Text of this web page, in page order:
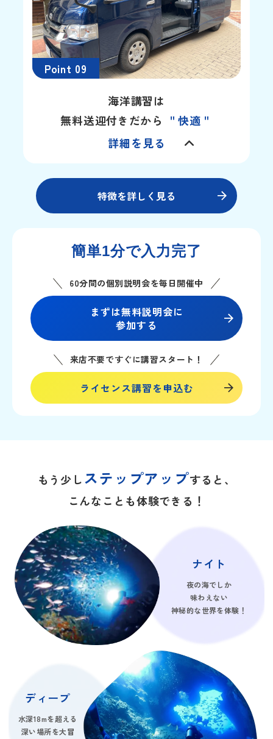
Point 09
海洋講習は
無料送迎付きだから
＂快適＂
詳細を見る
特徴を詳しく見る
簡単1分で入力完了
60分間の個別説明会を毎日開催中
まずは無料説明会に
参加する
来店不要ですぐに講習スタート！
ライセンス講習を申込む
もう少しステップアップすると、
こんなことも体験できる！
ナイト
夜の海でしか
味わえない
神秘的な世界を体験！
ディープ
水深18mを超える
深い場所を大冒